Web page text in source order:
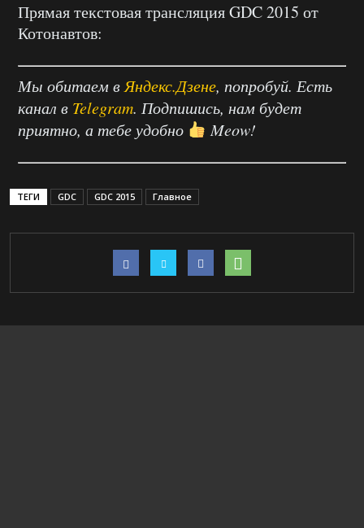
Прямая текстовая трансляция GDC 2015 от
Котонавтов:
Мы обитаем вЯндекс.Дзене, попробуй. Есть
канал в Telegram. Подпишись, нам будет
приятно, а тебе удобно
Meow!
ТЕГИ GDC GDC 2015 Главное